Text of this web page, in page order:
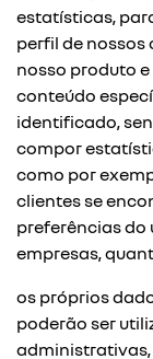
estatísticas,
perfil de
nosso produto
conteúdo
identificado,
compor
como por
clientes se
preferências do
empresas,
os próprios
poderão ser